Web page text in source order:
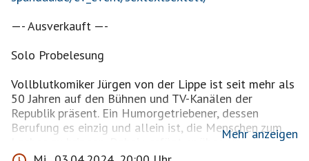
—- Ausverkauft —-
Solo Probelesung
Vollblutkomiker Jürgen von der Lippe ist seit mehr als
50 Jahren auf den Bühnen und TV-Kanälen der
Republik präsent. Ein Humorgetriebener, dessen
Berufung es einzig und allein ist, die Menschen zum
Lachen zu bringen. Dabei verfügt er über ein
untrügliches Gespür für Pointen und Timing, ist
Mehr anzeigen